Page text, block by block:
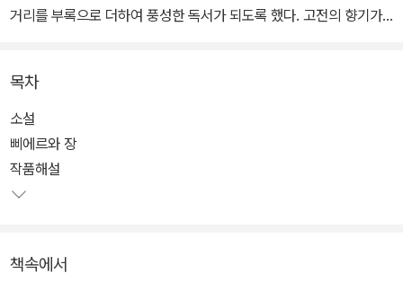
거리를 부록으로 더하여 풍성한 독서가 되도록 했다. 고전의 향기가
삐에르와 장은 형제이며 둘 다 아름다운 미망인인 로제미유 씨 부인
에게 마음이 끌렸지만, 그녀는 장에게 호의를 갖는다. 어느날 장에게
부모님의 친구로부터 생각지도 않은 유산이 돌아온다. 주위 사람들의
부자연스러운 반응에 뭔가 이상한 점이 있다고 생각한 삐에르가 몰래
삐에르는 유산을 보낸 사람은 사실은 엄마의 정부로서 장은 그 사람
목차
소설
삐에르와 장
작품해설
책속에서